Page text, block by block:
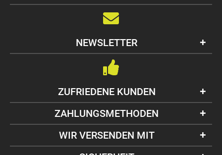
NEWSLETTER
ZUFRIEDENE KUNDEN
ZAHLUNGSMETHODEN
WIR VERSENDEN MIT